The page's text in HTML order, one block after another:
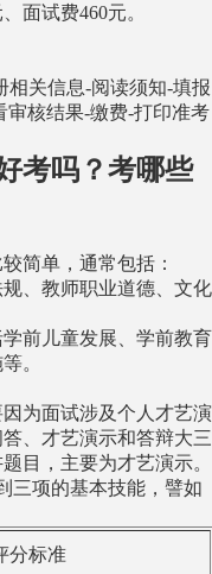
面试费460元。
相关信息-阅读须知-填报
审核结果-缴费-打印准考
考吗？考哪些
简单，通常包括：
、教师职业道德、文化
前儿童发展、学前教育
。
为面试涉及个人才艺演
、才艺演示和答辩大三
目，主要为才艺演示。
三项的基本技能，譬如
分标准